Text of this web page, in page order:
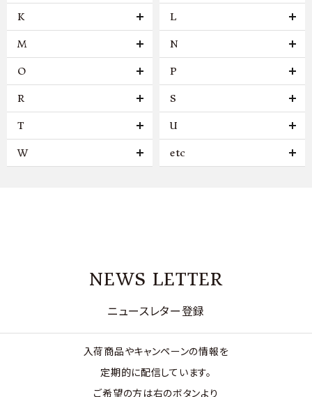
K L
M N
O P
R S
T U
W etc
NEWS LETTER
ニュースレター登録
入荷商品やキャンペーンの情報を
定期的に配信しています。
ご希望の方は右のボタンより